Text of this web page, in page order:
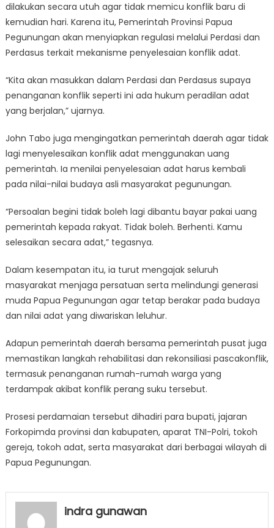
dilakukan secara utuh agar tidak memicu konflik baru di
kemudian hari. Karena itu, Pemerintah Provinsi Papua
Pegunungan akan menyiapkan regulasi melalui Perdasi dan
Perdasus terkait mekanisme penyelesaian konflik adat.
“Kita akan masukkan dalam Perdasi dan Perdasus supaya
penanganan konflik seperti ini ada hukum peradilan adat
yang berjalan,” ujarnya.
John Tabo juga mengingatkan pemerintah daerah agar tidak
lagi menyelesaikan konflik adat menggunakan uang
pemerintah. Ia menilai penyelesaian adat harus kembali
pada nilai-nilai budaya asli masyarakat pegunungan.
“Persoalan begini tidak boleh lagi dibantu bayar pakai uang
pemerintah kepada rakyat. Tidak boleh. Berhenti. Kamu
selesaikan secara adat,” tegasnya.
Dalam kesempatan itu, ia turut mengajak seluruh
masyarakat menjaga persatuan serta melindungi generasi
muda Papua Pegunungan agar tetap berakar pada budaya
dan nilai adat yang diwariskan leluhur.
Adapun pemerintah daerah bersama pemerintah pusat juga
memastikan langkah rehabilitasi dan rekonsiliasi pascakonflik,
termasuk penanganan rumah-rumah warga yang
terdampak akibat konflik perang suku tersebut.
Prosesi perdamaian tersebut dihadiri para bupati, jajaran
Forkopimda provinsi dan kabupaten, aparat TNI-Polri, tokoh
gereja, tokoh adat, serta masyarakat dari berbagai wilayah di
Papua Pegunungan.
indra gunawan